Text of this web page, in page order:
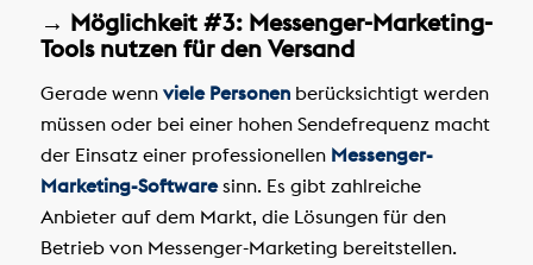
→ Möglichkeit #3: Messenger-Marketing-
Tools nutzen für den Versand
Gerade wenn viele Personenberücksichtigt werden
müssen oder bei einer hohen Sendefrequenz macht
der Einsatz einer professionellen Messenger-
Marketing-Softwaresinn. Es gibt zahlreiche
Anbieter auf dem Markt, die Lösungen für den
Betrieb von Messenger-Marketing bereitstellen.